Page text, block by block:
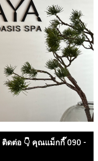
ดต่อ 👇 คุณแม็กกี๊ 090 -